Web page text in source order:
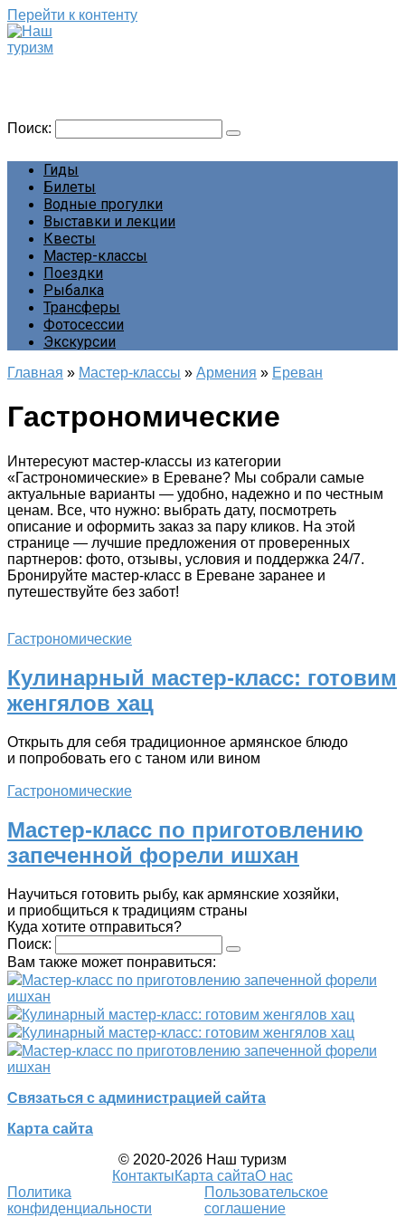
Перейти к контенту
Поиск:
Гиды
Билеты
Водные прогулки
Выставки и лекции
Квесты
Мастер-классы
Поездки
Рыбалка
Трансферы
Фотосессии
Экскурсии
Главная » Мастер-классы » Армения » Ереван
Гастрономические
Интересуют мастер-классы из категории
«Гастрономические» в Ереване? Мы собрали самые
актуальные варианты — удобно, надежно и по честным
ценам. Все, что нужно: выбрать дату, посмотреть
описание и оформить заказ за пару кликов. На этой
странице — лучшие предложения от проверенных
партнеров: фото, отзывы, условия и поддержка 24/7.
Бронируйте мастер-класс в Ереване заранее и
путешествуйте без забот!
Гастрономические
Кулинарный мастер-класс: готовим
женгялов хац
Открыть для себя традиционное армянское блюдо
и попробовать его с таном или вином
Гастрономические
Мастер-класс по приготовлению
запеченной форели ишхан
Научиться готовить рыбу, как армянские хозяйки,
и приобщиться к традициям страны
Куда хотите отправиться?
Поиск:
Вам также может понравиться:
Мастер-класс по приготовлению запеченной форели
ишхан
Кулинарный мастер-класс: готовим женгялов хац
Кулинарный мастер-класс: готовим женгялов хац
Мастер-класс по приготовлению запеченной форели
ишхан
Связаться с администрацией сайта
Карта сайта
© 2020-2026 Наш туризм
КонтактыКарта сайтаО нас
Политика
конфиденциальности
Пользовательское
соглашение